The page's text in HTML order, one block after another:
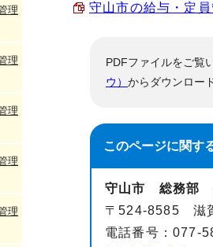
守山市の給与・定
PDFファイルをご覧
ウ） からダウンロー
このページに関す
守山市 総務部
〒524-8585 滋
電話番号：077-
理
理
理
理
理